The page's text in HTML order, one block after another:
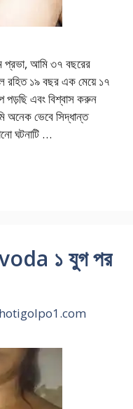
আমি ৩৭ বছরের
রহিত ১৯ বছর এক মেয়ে ১৭
পড়ছি এবং বিশ্বাস করুন
ভেবে সিদ্ধান্ত
ঘটনাটি …
১ যুগ পর